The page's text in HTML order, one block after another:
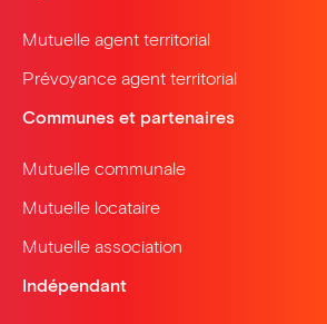
Mutuelle agent territorial
Prévoyance agent territorial
Communes et partenaires
Mutuelle communale
Mutuelle locataire
Mutuelle association
Indépendant